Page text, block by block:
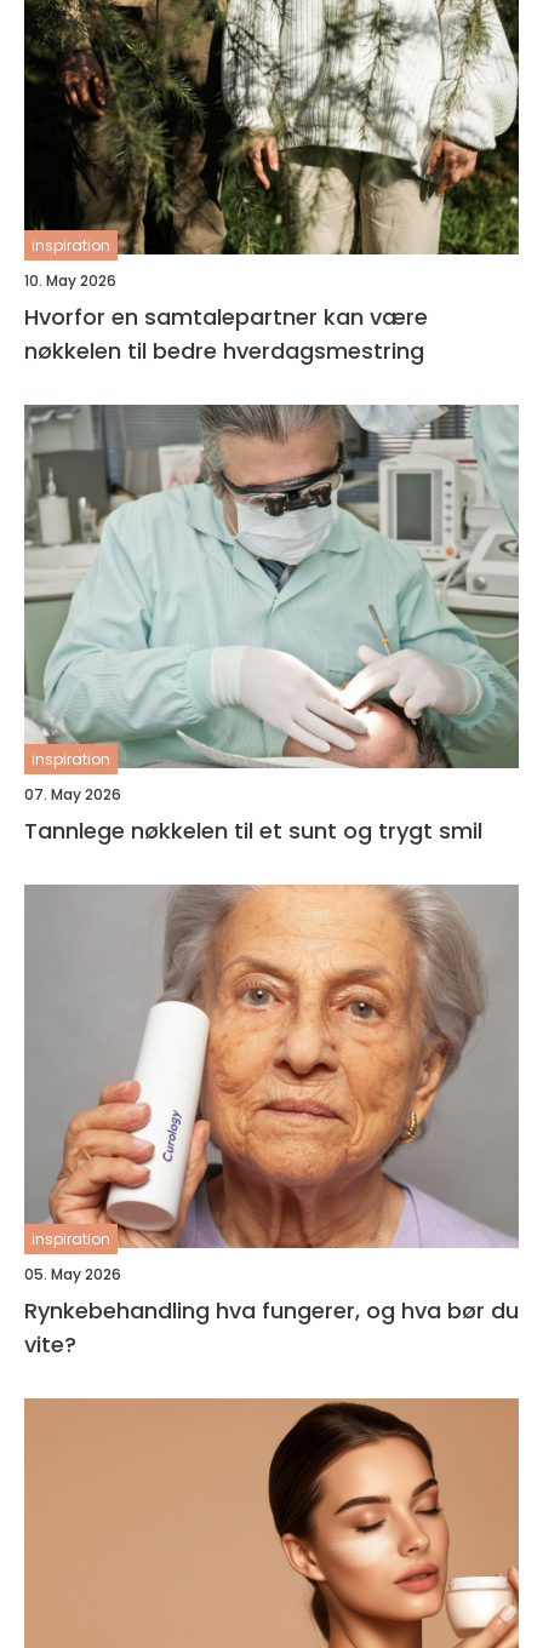
inspiration
10. May 2026
Hvorfor en samtalepartner kan være
nøkkelen til bedre hverdagsmestring
inspiration
07. May 2026
Tannlege nøkkelen til et sunt og trygt smil
inspiration
05. May 2026
Rynkebehandling hva fungerer, og hva bør du
vite?